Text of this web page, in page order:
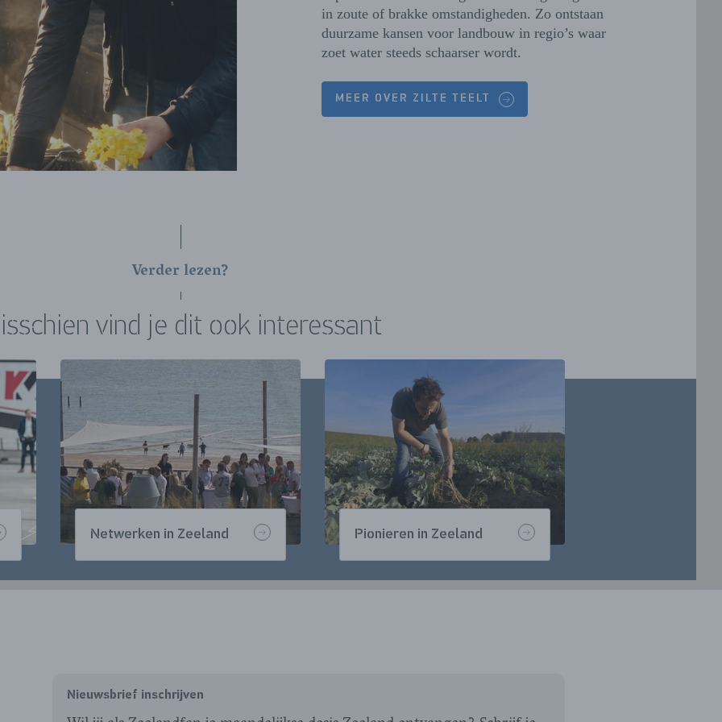
in zoute of brakke omstandigheden. Zo ontstaan
duurzame kansen voor landbouw in regio’s waar
zoet water steeds schaarser wordt.
MEER OVER ZILTE TEELT
Verder lezen?
vind je dit ook interessant
Netwerken in Zeeland Pionieren in Zeeland
Nieuwsbrief inschrijven